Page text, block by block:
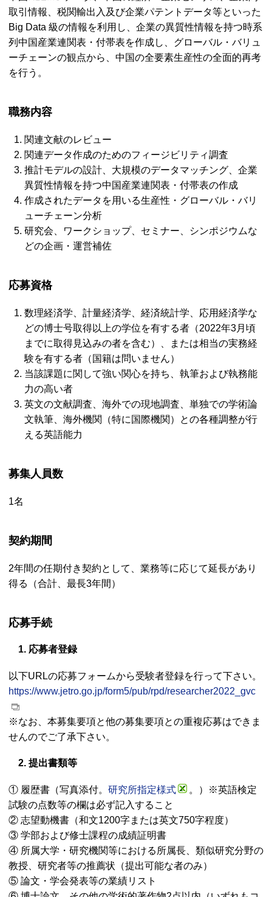
取引情報、税関輸出入及び企業パテントデータ等といった
Big Data 級の情報を利⽤し、企業の異質性情報を持つ時系
列中国産業連関表・付帯表を作成し、グローバル・バリュ
ーチェーンの観点から、中国の全要素⽣産性の全⾯的再考
を⾏う。
職務内容
関連文献のレビュー
関連データ作成のためのフィージビリティ調査
推計モデルの設計、大規模のデータマッチング、企業
異質性情報を持つ中国産業連関表・付帯表の作成
作成されたデータを用いる生産性・グローバル・バリ
ューチェーン分析
研究会、ワークショップ、セミナー、シンポジウムな
どの企画・運営補佐
応募資格
数理経済学、計量経済学、経済統計学、応用経済学な
どの博士号取得以上の学位を有する者（2022年3月頃
までに取得見込みの者を含む）、または相当の実務経
験を有する者（国籍は問いません）
当該課題に関して強い関心を持ち、執筆および執務能
力の高い者
英文の文献調査、海外での現地調査、単独での学術論
文執筆、海外機関（特に国際機関）との各種調整が行
える英語能力
募集人員数
1名
契約期間
2年間の任期付き契約として、業務等に応じて延長があり
得る（合計、最長3年間）
応募手続
1. 応募者登録
以下URLの応募フォームから受験者登録を行って下さい。
https://www.jetro.go.jp/form5/pub/rpd/researcher2022_gvc
※なお、本募集要項と他の募集要項との重複応募はできま
せんのでご了承下さい。
2. 提出書類等
① 履歴書（写真添付。 研究所指定様式
。）※英語検定
試験の点数等の欄は必ず記入すること
② 志望動機書（和文1200字または英文750字程度）
③ 学部および修士課程の成績証明書
④ 所属大学・研究機関等における所属長、類似研究分野の
教授、研究者等の推薦状（提出可能な者のみ）
⑤ 論文・学会発表等の業績リスト